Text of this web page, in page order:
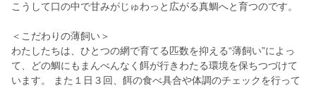
こうして口の中で甘みがじゅわっと広がる真鯛へと育つのです。
＜こだわりの薄飼い＞
わたしたちは、ひとつの網で育てる匹数を抑える“薄飼い”によっ
て、どの鯛にもまんべんなく餌が行きわたる環境を保ちつづけて
います。 また１日３回、餌の食べ具合や体調のチェックを行って